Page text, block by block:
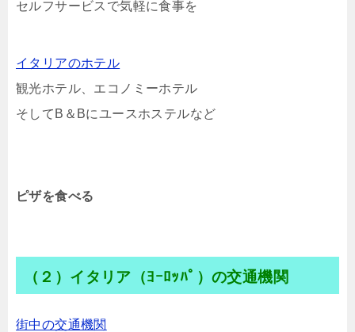
セルフサービスで気軽に食事を
イタリアのホテル
観光ホテル、エコノミーホテル
そしてB＆Bにユースホステルなど
ピザを食べる
（２）イタリア（ﾖｰﾛｯﾊﾟ）の交通機関
街中の交通機関